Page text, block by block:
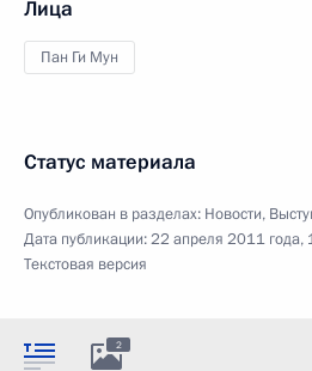
Лица
Пан Ги Мун
Статус материала
Опубликован в разделах: Новости,
Дата публикации:22 апреля 2011 года,
Текстовая версия
2